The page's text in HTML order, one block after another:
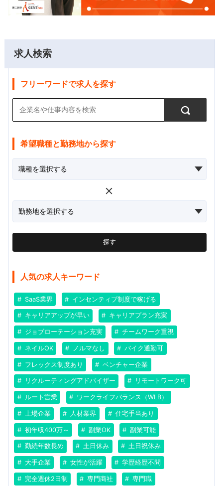
求人検索
フリーワードで求人を探す
希望職種と勤務地から探す
探す
人気の求人キーワード
SaaS業界 インセンティブ制度で稼げる
キャリアアップが早い キャリアプラン充実
ジョブローテーション充実 チームワーク重視
ネイルOK ノルマなし バイク通勤可
フレックス制度あり ベンチャー企業
リクルーティングアドバイザー リモートワーク可
ルート営業 ワークライフバランス（WLB）
上場企業 人材業界 住宅手当あり
初年収400万～ 副業OK 副業可能
勤続年数長め 土日休み 土日祝休み
大手企業 女性が活躍 学歴経歴不問
完全週休2日制 専門商社 専門職